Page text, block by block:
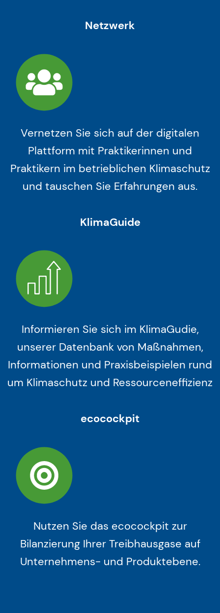
Netzwerk
Vernetzen Sie sich auf der digitalen
Plattform mit Praktikerinnen und
Praktikern im betrieblichen Klimaschutz
und tauschen Sie Erfahrungen aus.
KlimaGuide
Informieren Sie sich im KlimaGudie,
unserer Datenbank von Maßnahmen,
Informationen und Praxisbeispielen rund
um Klimaschutz und Ressourceneffizienz
ecocockpit
Nutzen Sie das ecocockpit zur
Bilanzierung Ihrer Treibhausgase auf
Unternehmens- und Produktebene.